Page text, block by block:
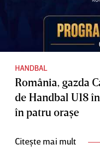
HANDBAL
România, gazda
de Handbal U18
în patru oraşe
Citește mai mult